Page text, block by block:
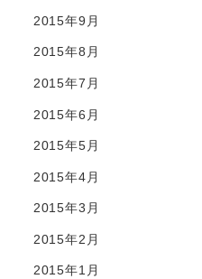
2015年9月
2015年8月
2015年7月
2015年6月
2015年5月
2015年4月
2015年3月
2015年2月
2015年1月